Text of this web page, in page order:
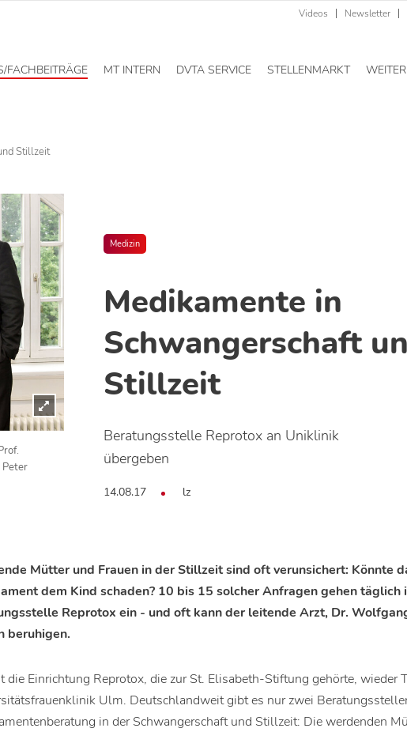
Videos Newsletter
FACHBEITRÄGE MT INTERN DVTA SERVICE STELLENMARKT
Stillzeit
Medizin
Medikamente in
Schwangerschaft
Stillzeit
Beratungsstelle Reprotox an Uniklinik
übergeben
14.08.17 lz
Peter
Mütter und Frauen in der Stillzeit sind oft verunsichert: Könnte
dem Kind schaden? 10 bis 15 solcher Anfragen gehen täglich
Reprotox ein - und oft kann der leitende Arzt, Dr.
beruhigen.
die Einrichtung Reprotox, die zur St. Elisabeth-Stiftung gehörte, wieder
Ulm. Deutschlandweit gibt es nur zwei
in der Schwangerschaft und Stillzeit: Die werdenden